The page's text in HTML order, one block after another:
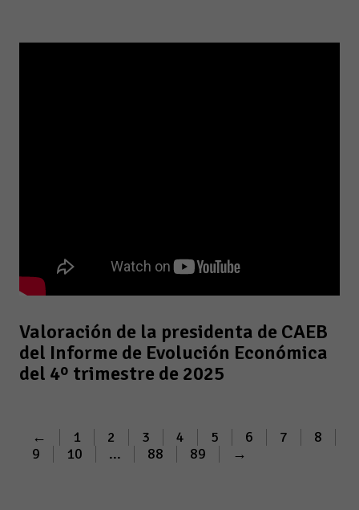
Valoración de la presidenta de CAEB
del Informe de Evolución Económica
del 4º trimestre de 2025
← 1 2 3 4 5 6 7
8
9
10 ... 88 89 →